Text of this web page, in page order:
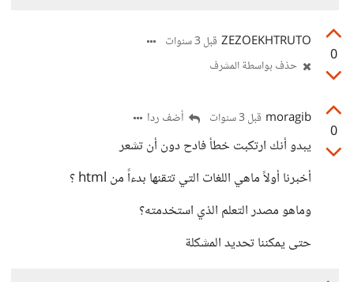
0
ZEZOEKHTRUTO قبل 3 سنوات
حذف بواسطة المشرف
0
moragib قبل 3 سنوات أضف ردا
يبدو أنك ارتكبت خطأ فادح دون أن تشعر
أخبرنا أولاً ماهي اللغات التي تتقنها بدءاً من html ؟
وماهو مصدر التعلم الذي استخدمته؟
حتى يمكننا تحديد المشكلة